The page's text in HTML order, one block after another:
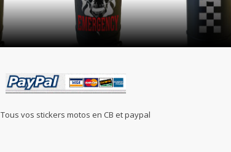
Tous vos stickers motos en CB et paypal